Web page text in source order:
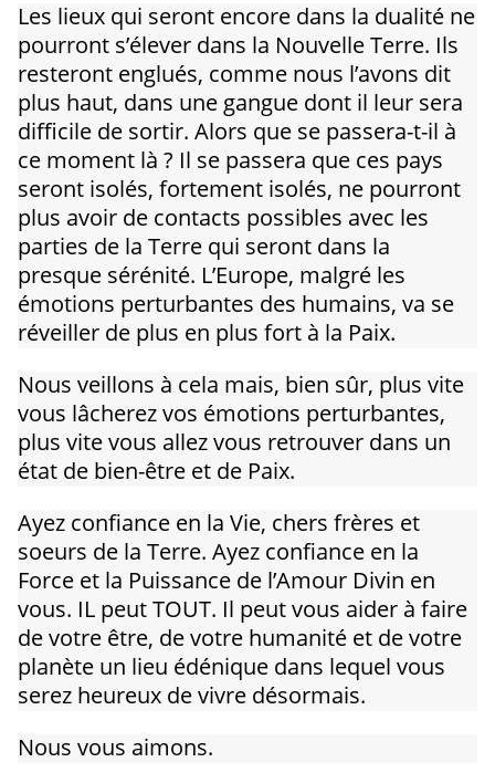
Les lieux qui seront encore dans la dualité ne
pourront s’élever dans la Nouvelle Terre. Ils
resteront englués, comme nous l’avons dit
plus haut, dans une gangue dont il leur sera
difficile de sortir. Alors que se passera-t-il à
ce moment là ? Il se passera que ces pays
seront isolés, fortement isolés, ne pourront
plus avoir de contacts possibles avec les
parties de la Terre qui seront dans la
presque sérénité. L’Europe, malgré les
émotions perturbantes des humains, va se
réveiller de plus en plus fort à la Paix.
Nous veillons à cela mais, bien sûr, plus vite
vous lâcherez vos émotions perturbantes,
plus vite vous allez vous retrouver dans un
état de bien-être et de Paix.
Ayez confiance en la Vie, chers frères et
soeurs de la Terre. Ayez confiance en la
Force et la Puissance de l’Amour Divin en
vous. IL peut TOUT. Il peut vous aider à faire
de votre être, de votre humanité et de votre
planète un lieu édénique dans lequel vous
serez heureux de vivre désormais.
Nous vous aimons.